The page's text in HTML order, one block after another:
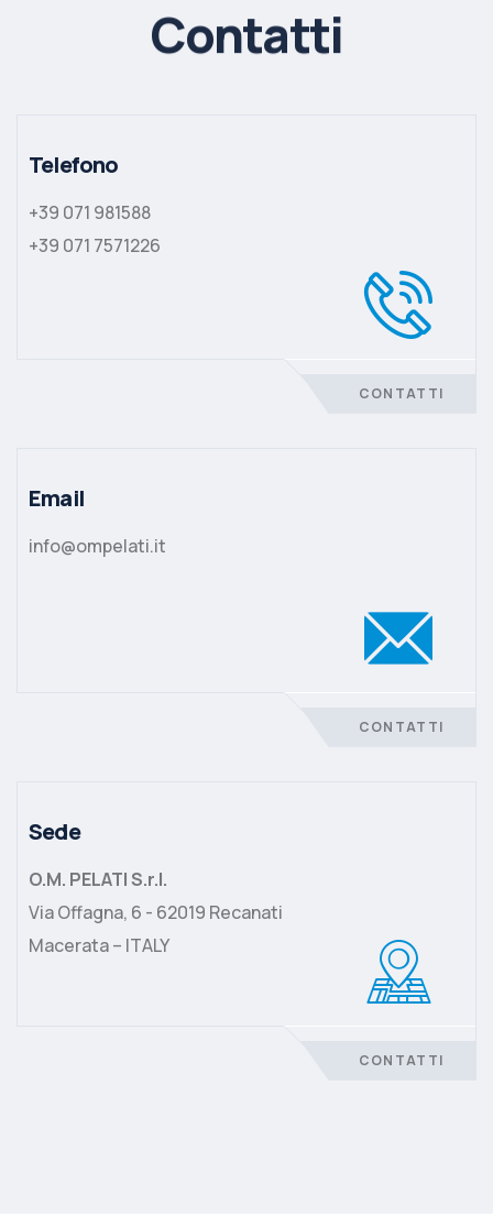
Contatti
Telefono
+39 071 981588
+39 071 7571226
CONTATTI
Email
info@ompelati.it
CONTATTI
Sede
O.M. PELATI S.r.l.
Via Offagna, 6 - 62019 Recanati
Macerata – ITALY
CONTATTI